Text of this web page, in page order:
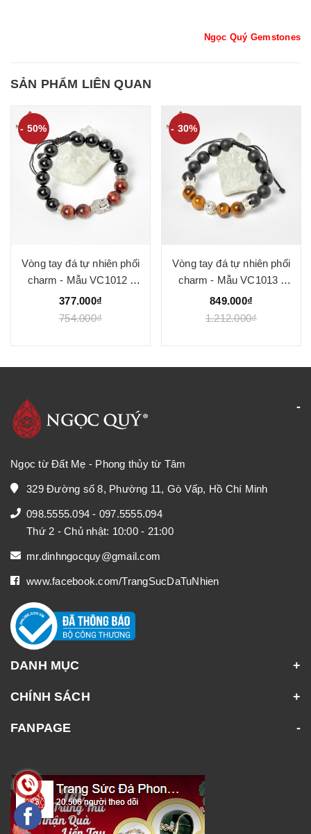
Ngọc Quý Gemstones
SẢN PHẨM LIÊN QUAN
- 50%
Vòng tay đá tự nhiên phối
charm - Mẫu VC1012 -
Ngọc Quý
377.000₫
754.000₫
- 30%
Vòng tay đá tự nhiên phối
charm - Mẫu VC1013 -
Ngọc Quý
849.000₫
1.212.000₫
Ngọc từ Đất Mẹ - Phong thủy từ Tâm
329 Đường số 8, Phường 11, Gò Vấp, Hồ Chí Minh
098.5555.094 - 097.5555.094
Thứ 2 - Chủ nhật: 10:00 - 21:00
mr.dinhngocquy@gmail.com
www.facebook.com/TrangSucDaTuNhien
DANH MỤC
CHÍNH SÁCH
FANPAGE